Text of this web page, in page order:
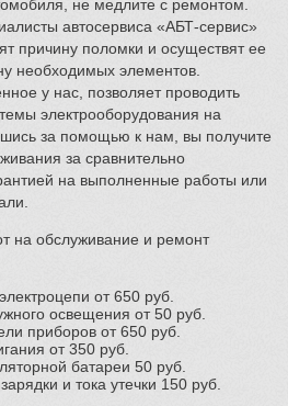
не медлите с ремонтом.
автосервиса «АБТ-сервис»
причину поломки и осуществят ее
необходимых элементов.
у нас, позволяет проводить
электрооборудования на
за помощью к нам, вы получите
за сравнительно
на выполненные работы или
на обслуживание и ремонт
от 650 руб.
освещения от 50 руб.
приборов от 650 руб.
от 350 руб.
батареи 50 руб.
и тока утечки 150 руб.